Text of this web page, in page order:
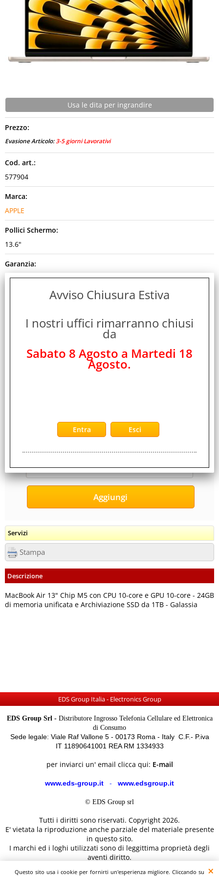
Questo sito usa i cookie per fornirti un'esperienza migliore. Cliccando su
CONTATTI
Usa le dita per ingrandire
Prezzo:
Evasione Articolo:3-5 giorni Lavorativi
Cod. art.:
577904
Marca:
APPLE
Pollici Schermo:
13.6"
Garanzia:
ITALIA
Servizi
Stampa
Descrizione
MacBook Air 13" Chip M5 con CPU 10-core e GPU 10-core - 24GB
di memoria unificata e Archiviazione SSD da 1TB - Galassia
EDS Group Italia - Electronics Group
EDS Group Srl -Distributore Ingrosso Telefonia Cellulare ed Elettronica
di Consumo
Sede legale: Viale Raf Vallone 5 - 00173 Roma - Italy C.F.- P.iva
IT 11890641001 REA RM 1334933
per inviarci un' email clicca qui: E-mail
www.eds-group.it - www.edsgroup.it
© EDS Group srl
Tutti i diritti sono riservati. Copyright 2026.
E' vietata la riproduzione anche parziale del materiale presente
in questo sito.
I marchi ed i loghi utilizzati sono di leggittima proprietà degli
aventi diritto.
Avviso Chiusura Estiva
I nostri uffici rimarranno chiusi
da
Sabato 8 Agosto a Martedi 18
Agosto.